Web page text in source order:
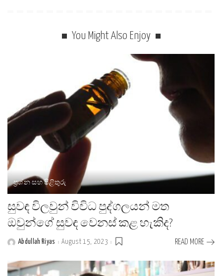
You Might Also Enjoy
ප්‍රශ්න සහ පිළිතුරු
සුවඳ විලවුන් විවිධ පුද්ගලයන් මත
ඔවුන්ගේ සුවඳ වෙනස් කළ හැකිද?
PostedAbdullah Riyas August 15, 2023 READ MORE